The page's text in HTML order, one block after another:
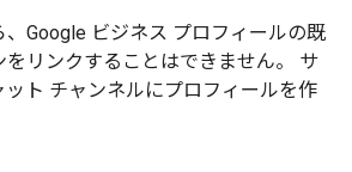
、Google ビジネス プロフィールの既
リンクすることはできません。 サ
ト チャンネルにプロフィールを作